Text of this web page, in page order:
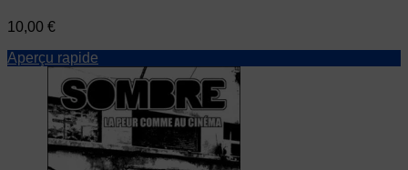
Prix
10,00 €
Aperçu rapide